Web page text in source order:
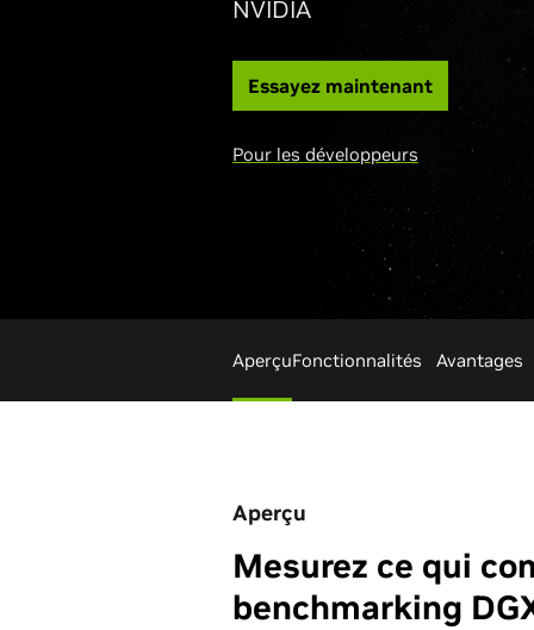
NVIDIA
Essayez maintenant
Pour les développeurs
AperçuFonctionnalités
Aperçu
Mesurez ce qui
benchmarking